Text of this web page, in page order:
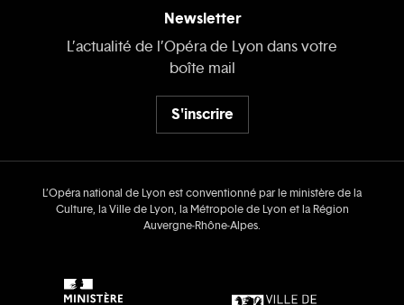
Newsletter
L’actualité de l’Opéra de Lyon dans votre
boîte mail
S'inscrire
L’Opéra national de Lyon est conventionné par le ministère de la
Culture, la Ville de Lyon, la Métropole de Lyon et la Région
Auvergne‑Rhône‑Alpes.